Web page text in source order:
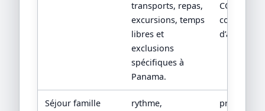
transports, repas,
excursions, temps
libres et
exclusions
spécifiques à
Panama.
CGV/CPV et
conditions
Séjour famille
rythme,